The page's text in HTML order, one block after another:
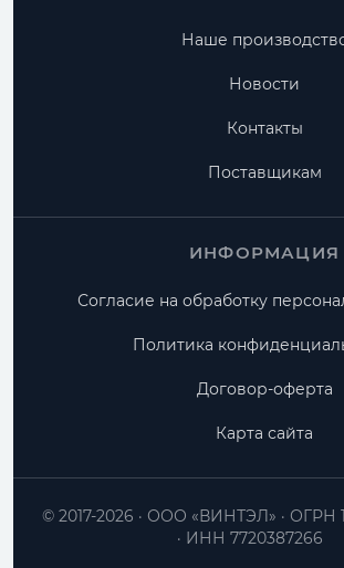
Наше
Новости
Контакты
Поставщикам
ИНФОРМАЦИЯ
Согласие на обработку
Политика
Договор-оферта
Карта сайта
ООО «ВИНТЭЛ»
ОГРН
ИНН 7720387266
© 2017-2026